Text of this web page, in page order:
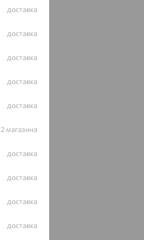
доставка
доставка
доставка
доставка
доставка
2 магазина
доставка
доставка
доставка
доставка